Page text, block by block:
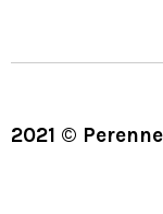
2021 ©